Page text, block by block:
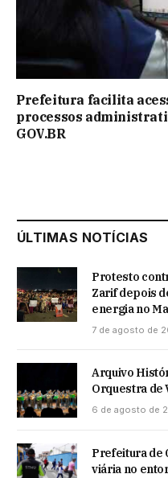
Prefeitura facilita
processos
GOV.BR
ÚLTIMAS NOTÍCIAS
Protesto
Zarif depois
energia no
7 de agosto de
Arquivo
Orquestra de
6 de agosto de
Prefeitura de
viária no